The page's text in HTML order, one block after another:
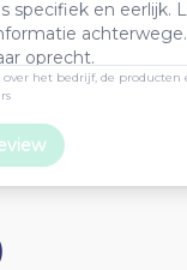
het bedrijf, de producten